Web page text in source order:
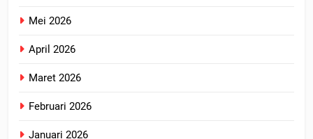
Mei 2026
April 2026
Maret 2026
Februari 2026
Januari 2026